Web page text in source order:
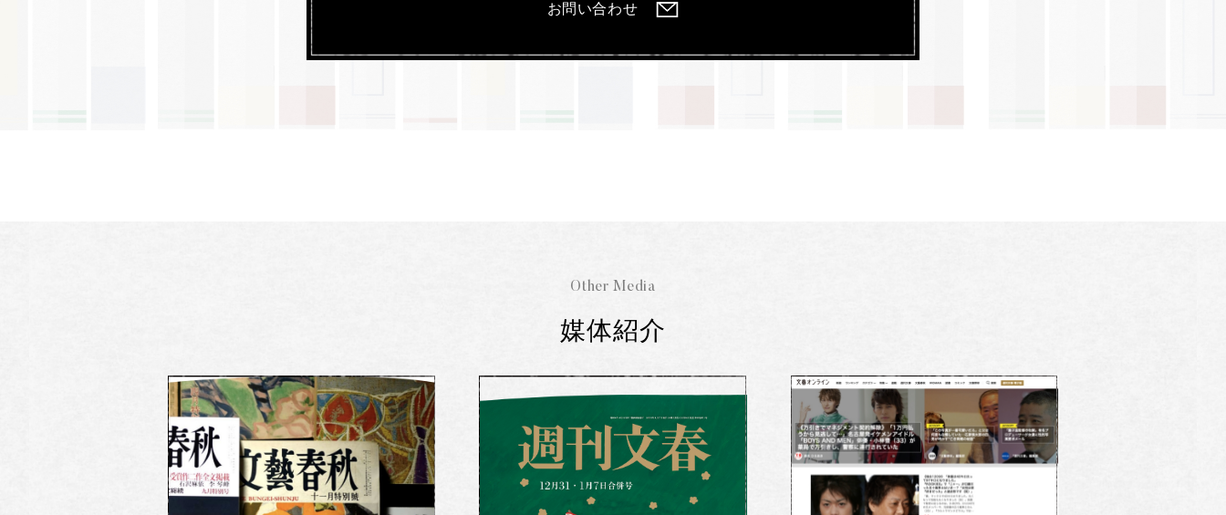
お問い合わせ
Other Media
媒体紹介